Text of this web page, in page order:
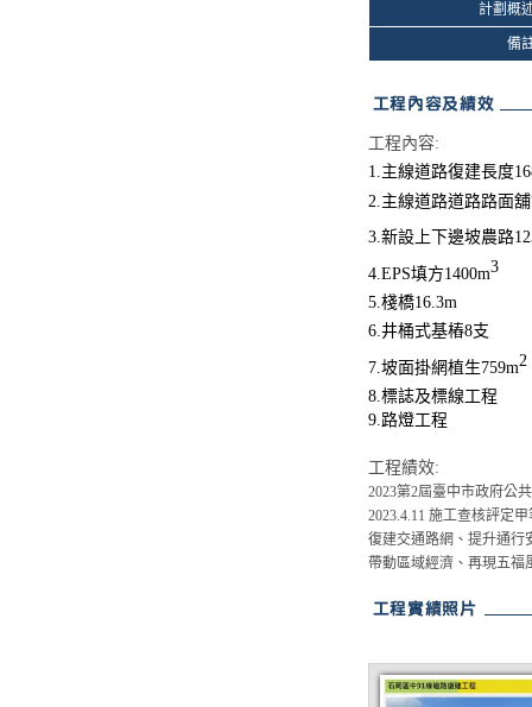
計劃概
備
工程內容:
1.主線道路復建長度
2.主線道路道路路面
3.新設上下邊坡農路
4.EPS填方1400m3
5.棧橋16.3m
6.井桶式基樁8支
7.坡面掛網植生759m2
8.標誌及標線工程
9.路燈工程
工程績效:
2023第2屆臺中市政府公
2023.4.11 施工查核評定
復建交通路網、提升通行
帶動區域經濟、再現五福